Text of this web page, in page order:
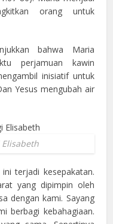
orang untuk
bahwa Maria
perjamuan kawin
inisiatif untuk
Yesus mengubah air
terjadi kesepakatan.
yang dipimpin oleh
dengan kami. Sayang
berbagi kebahagiaan.